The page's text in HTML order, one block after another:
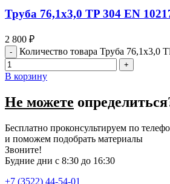
Труба 76,1х3,0 TP 304 EN
2 800 ₽
Количество товара Труба 76,1х3,0
В корзину
Не можете
Бесплатно проконсультируем по
и поможем подобрать материалы
Звоните!
Будние дни с 8:30 до 16:30
+7 (3522) 44-54-01